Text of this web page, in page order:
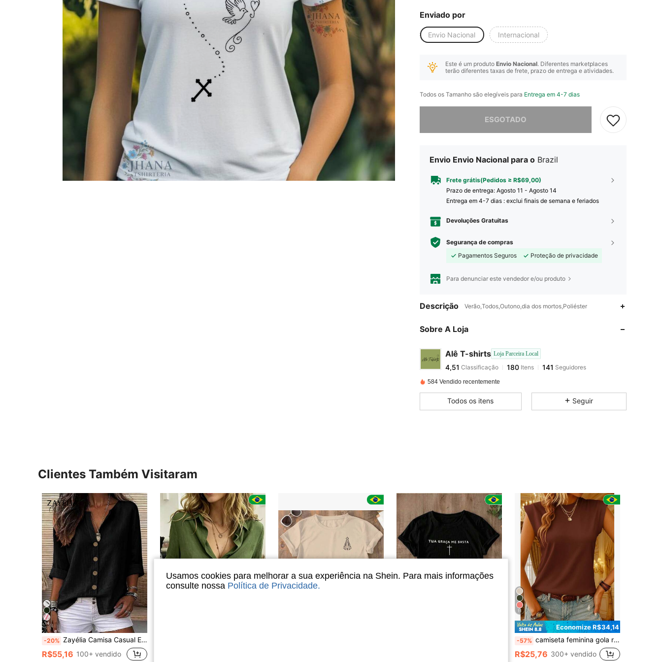
Enviado por
Envio Nacional Internacional
Este é um produto Envio Nacional. Diferentes marketplaces
terão diferentes taxas de frete, prazo de entrega e atividades.
Todos os Tamanho são elegíveis para Entrega em 4-7 dias
ESGOTADO
Envio Envio Nacional para o Brazil
Frete grátis(Pedidos ≥ R$69,00)
Prazo de entrega: Agosto 11 - Agosto 14
Entrega em 4-7 dias : exclui finais de semana e feriados
Devoluções Gratuitas
Segurança de compras
Pagamentos Seguros
Proteção de privacidade
Para denunciar este vendedor e/ou produto
Descrição Verão,Todos,Outono,dia dos mortos,Poliéster
Sobre A Loja
Alê T-shirts Loja Parceira Local
4,51
Classificação 180Itens
l***apago1 dia atrás
4,51 141
141
141
584 Vendido recentemente
Todos os itens Seguir
Clientes Também Visitaram
14
-20% Zayélia Camisa Casual Elegante e Simples de Tecido Liso para Verão Feminina, Camisa de Trabalho
R$55,16 100+ vendido
11
Economize R$34,14
-57% camiseta feminina gola redonda manga estruturada fashion
R$25,76 300+ vendido
Usamos cookies para melhorar a sua experiência na Shein. Para mais informações
consulte nossa Política de Privacidade.